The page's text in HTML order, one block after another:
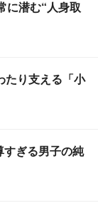
に潜む“人身取
たり支える「小
ぎる男子の純